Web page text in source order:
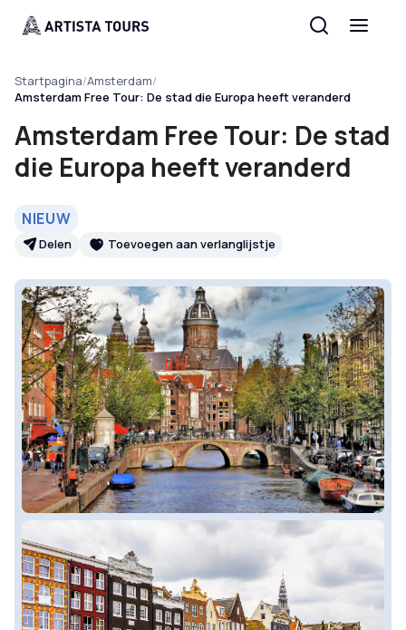
Startpagina/Amsterdam/
Amsterdam Free Tour: De stad die Europa heeft veranderd
Amsterdam Free Tour: De stad
die Europa heeft veranderd
NIEUW
Delen Toevoegen aan verlanglijstje